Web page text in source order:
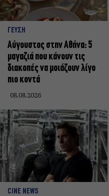
ΓΕΥΣΗ
Αύγουστος στην Αθήνα: 5
μαγαζιά που κάνουν τις
διακοπές να μοιάζουν λίγο
πιο κοντά
08.08.2026
CINE NEWS